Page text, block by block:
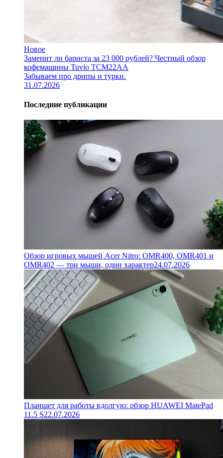
Новое
Заменит ли бариста за 23 000 рублей? Честный обзор
кофемашины Tuvio TCM22AA
Забываем про дрипы и турки.
31.07.2026
Последние публикации
Обзор игровых мышей Acer Nitro: OMR400, OMR401 и
OMR402 — три мыши, один характер24.07.2026
Планшет для работы вдолгую: обзор HUAWEI MatePad
11.5 S22.07.2026